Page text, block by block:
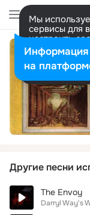
Мы
сервисы для
настроить
Разрешить
Другие песни
The Envoy
Darryl Way's
Информация
на